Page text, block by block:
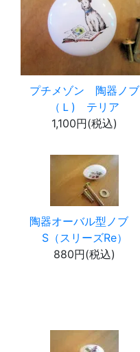
プチメゾン 陶器ノブ
（Ｌ) テリア
1,100円(税込)
陶器オーバル型ノブ
S（スリーズRe）
880円(税込)